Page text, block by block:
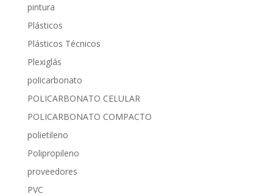
pintura
Plásticos
Plásticos Técnicos
Plexiglás
policarbonato
POLICARBONATO CELULAR
POLICARBONATO COMPACTO
polietileno
Polipropileno
proveedores
PVC